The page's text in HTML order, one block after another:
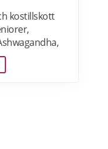
kostillskott
kollagen och
9kr. iHerb
men ska du